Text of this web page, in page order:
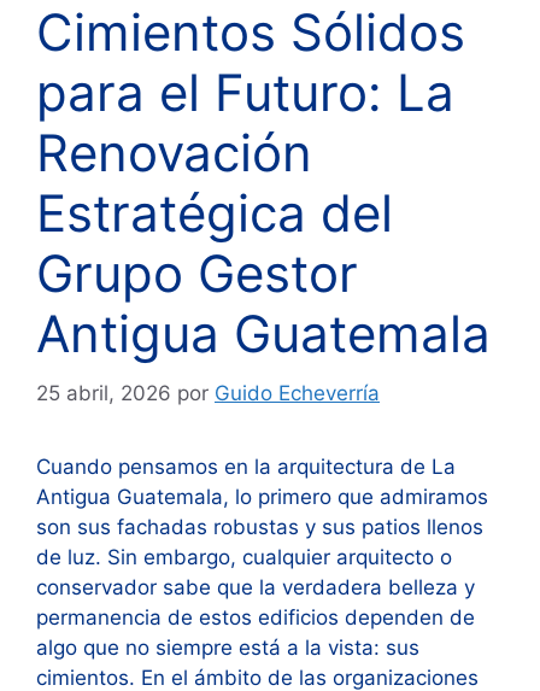
Cimientos Sólidos
para el Futuro: La
Renovación
Estratégica del
Grupo Gestor
Antigua Guatemala
25 abril, 2026 por Guido Echeverría
Cuando pensamos en la arquitectura de La
Antigua Guatemala, lo primero que admiramos
son sus fachadas robustas y sus patios llenos
de luz. Sin embargo, cualquier arquitecto o
conservador sabe que la verdadera belleza y
permanencia de estos edificios dependen de
algo que no siempre está a la vista: sus
cimientos. En el ámbito de las organizaciones